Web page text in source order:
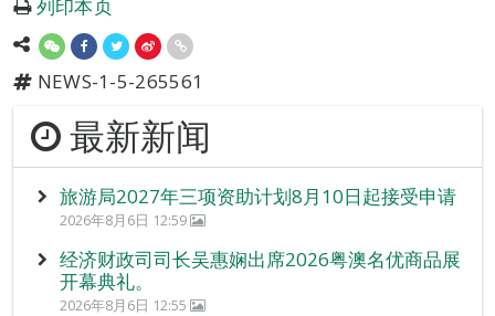
列印本页
NEWS-1-5-265561
最新新闻
旅游局2027年三项资助计划8月10日起接受申请
2026年8月6日 12:59
经济财政司司长吴惠娴出席2026粤澳名优商品展
开幕典礼。
2026年8月6日 12:55